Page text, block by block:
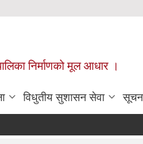
निर्माणको मूल आधार ।
विधुतीय सुशासन सेवा